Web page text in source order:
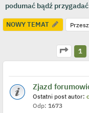
podumać bądź
NOWY TEMAT
Strona 1
1
Zjazd
Ostatni post autor:
Odp: 1673